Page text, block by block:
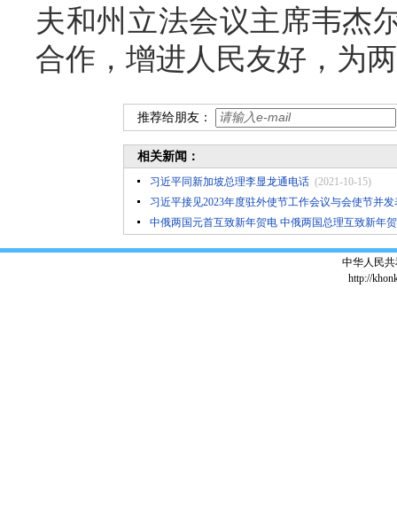
夫和州立法会议主席韦杰
合作，增进人民友好，为
推荐给朋友：
相关新闻：
习近平同新加坡总理李显龙通电话 (2021-10-15)
习近平接见2023年度驻外使节工作会议与会使节并
中俄两国元首互致新年贺电 中俄两国总理互致新年
中华人民
http://